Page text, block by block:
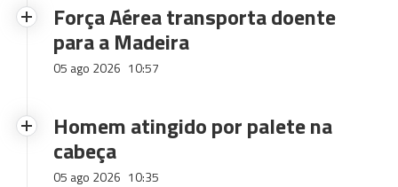
Força Aérea transporta doente
para a Madeira
05 ago 2026 10:57
Homem atingido por palete na
cabeça
05 ago 2026 10:35